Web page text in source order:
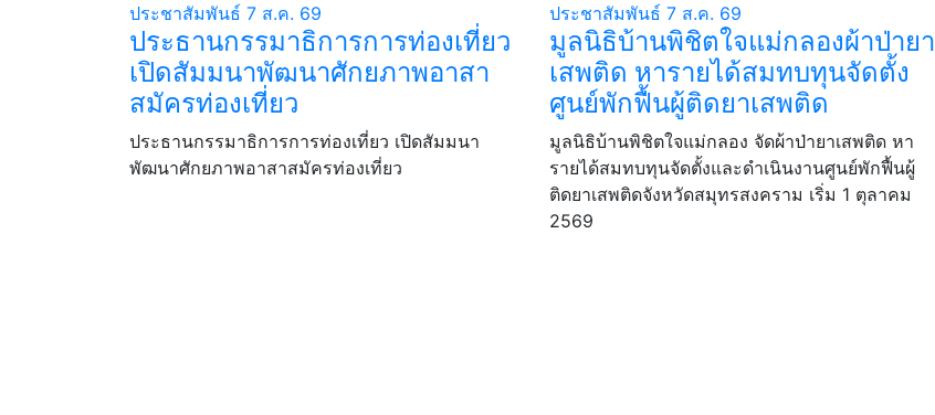
ประชาสัมพันธ์ 7 ส.ค. 69
ประธานกรรมาธิการการท่องเที่ยว
เปิดสัมมนาพัฒนาศักยภาพอาสา
สมัครท่องเที่ยว
ประธานกรรมาธิการการท่องเที่ยว เปิดสัมมนา
พัฒนาศักยภาพอาสาสมัครท่องเที่ยว
ประชาสัมพันธ์ 7 ส.ค. 69
มูลนิธิบ้านพิชิตใจแม่กลองผ้าป่ายา
เสพติด หารายได้สมทบทุนจัดตั้ง
ศูนย์พักฟื้นผู้ติดยาเสพติด
มูลนิธิบ้านพิชิตใจแม่กลอง จัดผ้าป่ายาเสพติด หา
รายได้สมทบทุนจัดตั้งและดำเนินงานศูนย์พักฟื้นผู้
ติดยาเสพติดจังหวัดสมุทรสงคราม เริ่ม 1 ตุลาคม
2569